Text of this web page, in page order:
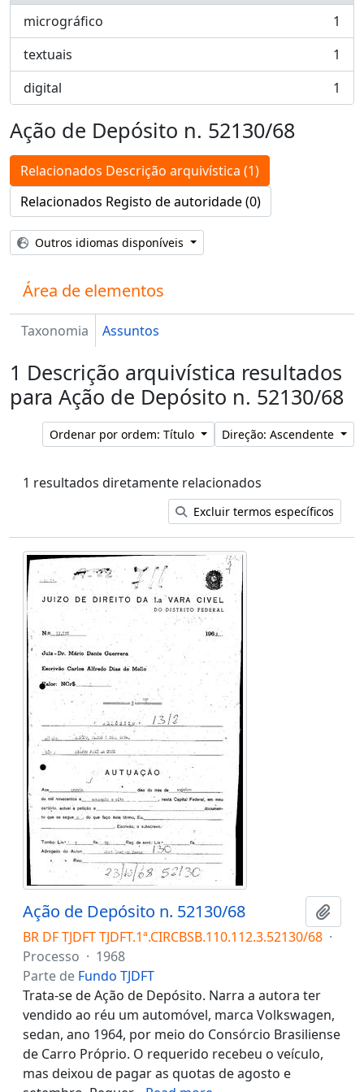
micrográfico
, 1 resultados
1
textuais
, 1 resultados
1
digital
, 1 resultados 1
Ação de Depósito n. 52130/68
Relacionados Descrição arquivística (1)
Relacionados Registo de autoridade (0)
Outros idiomas disponíveis
Área de elementos
Taxonomia Assuntos
1 Descrição arquivística resultados
para Ação de Depósito n. 52130/68
Ordenar por ordem: Título Direção: Ascendente
1 resultados diretamente relacionados
Excluir termos específicos
Ação de Depósito n. 52130/68
BR DF TJDFT TJDFT.1ª.CIRCBSB.110.112.3.52130/68 ·
Processo · 1968
Parte de Fundo TJDFT
Trata-se de Ação de Depósito. Narra a autora ter
vendido ao réu um automóvel, marca Volkswagen,
sedan, ano 1964, por meio do Consórcio Brasiliense
de Carro Próprio. O requerido recebeu o veículo,
mas deixou de pagar as quotas de agosto e